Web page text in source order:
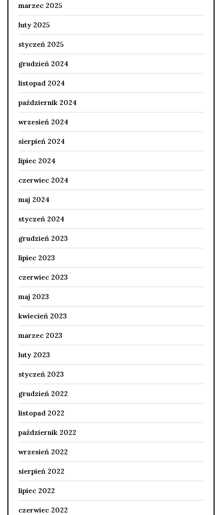
marzec 2025
luty 2025
styczeń 2025
grudzień 2024
listopad 2024
październik 2024
wrzesień 2024
sierpień 2024
lipiec 2024
czerwiec 2024
maj 2024
styczeń 2024
grudzień 2023
lipiec 2023
czerwiec 2023
maj 2023
kwiecień 2023
marzec 2023
luty 2023
styczeń 2023
grudzień 2022
listopad 2022
październik 2022
wrzesień 2022
sierpień 2022
lipiec 2022
czerwiec 2022